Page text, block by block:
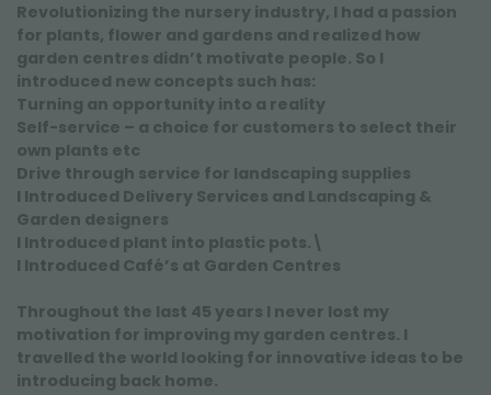
Revolutionizing the nursery industry, I had a passion
for plants, flower and gardens and realized how
garden centres didn’t motivate people. So I
introduced new concepts such has:
Turning an opportunity into a reality
Self-service – a choice for customers to select their
own plants etc
Drive through service for landscaping supplies
I Introduced Delivery Services and Landscaping &
Garden designers
I Introduced plant into plastic pots.\
I Introduced Café’s at Garden Centres
Throughout the last 45 years I never lost my
motivation for improving my garden centres. I
travelled the world looking for innovative ideas to be
introducing back home.